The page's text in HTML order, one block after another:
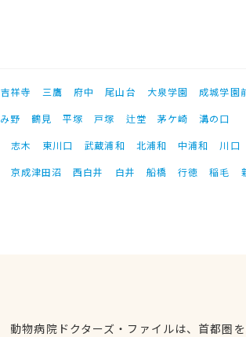
吉祥寺 三鷹 府中 尾山台 大泉学園 成城学園
野 鶴見 平塚 戸塚 辻堂 茅ケ崎
溝の口
志木 東川口 武蔵浦和 北浦和 中浦和
川口
京成津田沼 西白井 白井 船橋 行徳 稲毛
動物病院ドクターズ・ファイルは、首都圏